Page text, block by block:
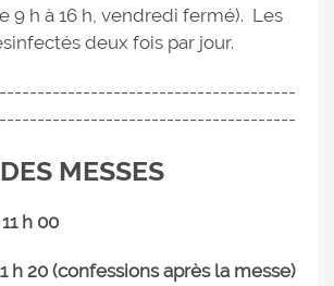
9 h à 16 h, vendredi fermé). Les
deux fois par jour.
MESSES
h 00
h 20 (confessions après la messe)